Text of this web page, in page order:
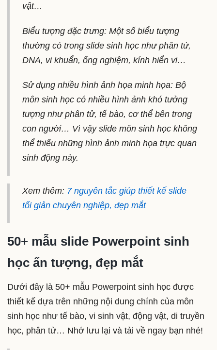
vật…
Biểu tượng đặc trưng: Một số biểu tượng
thường có trong slide sinh học như phân tử,
DNA, vi khuẩn, ống nghiệm, kính hiển vi…
Sử dụng nhiều hình ảnh họa minh họa: Bộ
môn sinh học có nhiều hình ảnh khó tưởng
tượng như phân tử, tế bào, cơ thể bên trong
con người… Vì vậy slide môn sinh học không
thể thiếu những hình ảnh minh họa trực quan
sinh động này.
Xem thêm: 7 nguyên tắc giúp thiết kế slide
tối giản chuyên nghiệp, đẹp mắt
50+ mẫu slide Powerpoint sinh
học ấn tượng, đẹp mắt
Dưới đây là 50+ mẫu Powerpoint sinh học được
thiết kế dựa trên những nội dung chính của môn
sinh học như tế bào, vi sinh vật, động vật, di truyền
học, phân tử… Nhớ lưu lại và tải về ngay bạn nhé!